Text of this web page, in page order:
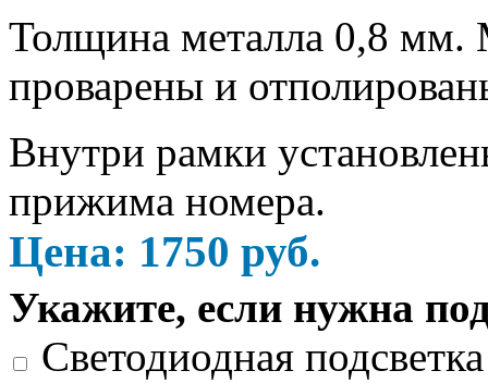
Толщина металла 0,8 мм.
проварены и
Внутри рамки
прижима номера.
Цена: 1750 руб.
Укажите, если нужна
Светодиодная